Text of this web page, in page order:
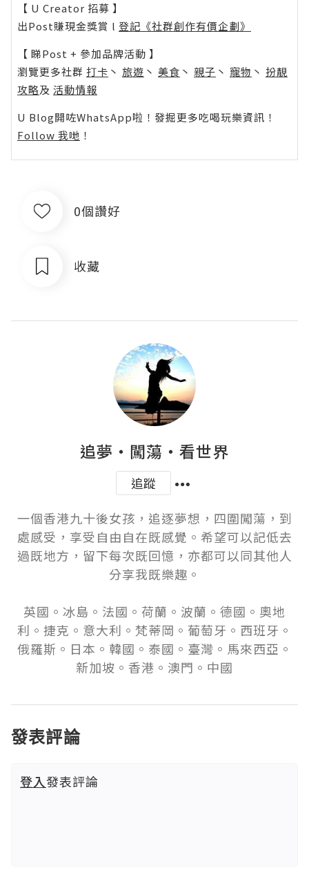
【 U Creator 招募 】
出Post賺現金獎賞 l 登記《社群創作有價企劃》
【 睇Post + 參加品牌活動 】
瀏覽更多社群 打卡 丶 旅遊 丶 美食 丶 親子 丶 寵物 丶 扮靚
攻略及 活動情報
U Blog開咗WhatsApp啦！發掘更多吃喝玩樂資訊！
Follow 我哋 ！
0個讚好
收藏
追夢‧闖蕩‧看世界
追蹤
一個香港九十後女孩，追逐夢想，四圍闖蕩，到
處感受，享受自由自在既感覺。希望可以記低去
過既地方，留下每次既回憶，亦都可以同其他人
分享我既樂趣。
英國。冰島。法國。荷蘭。波蘭。德國。奧地
利。捷克。意大利。梵蒂岡。葡萄牙。西班牙。
俄羅斯。日本。韓國。泰國。臺灣。馬來西亞。
新加坡。香港。澳門。中國
發表評論
登入發表評論